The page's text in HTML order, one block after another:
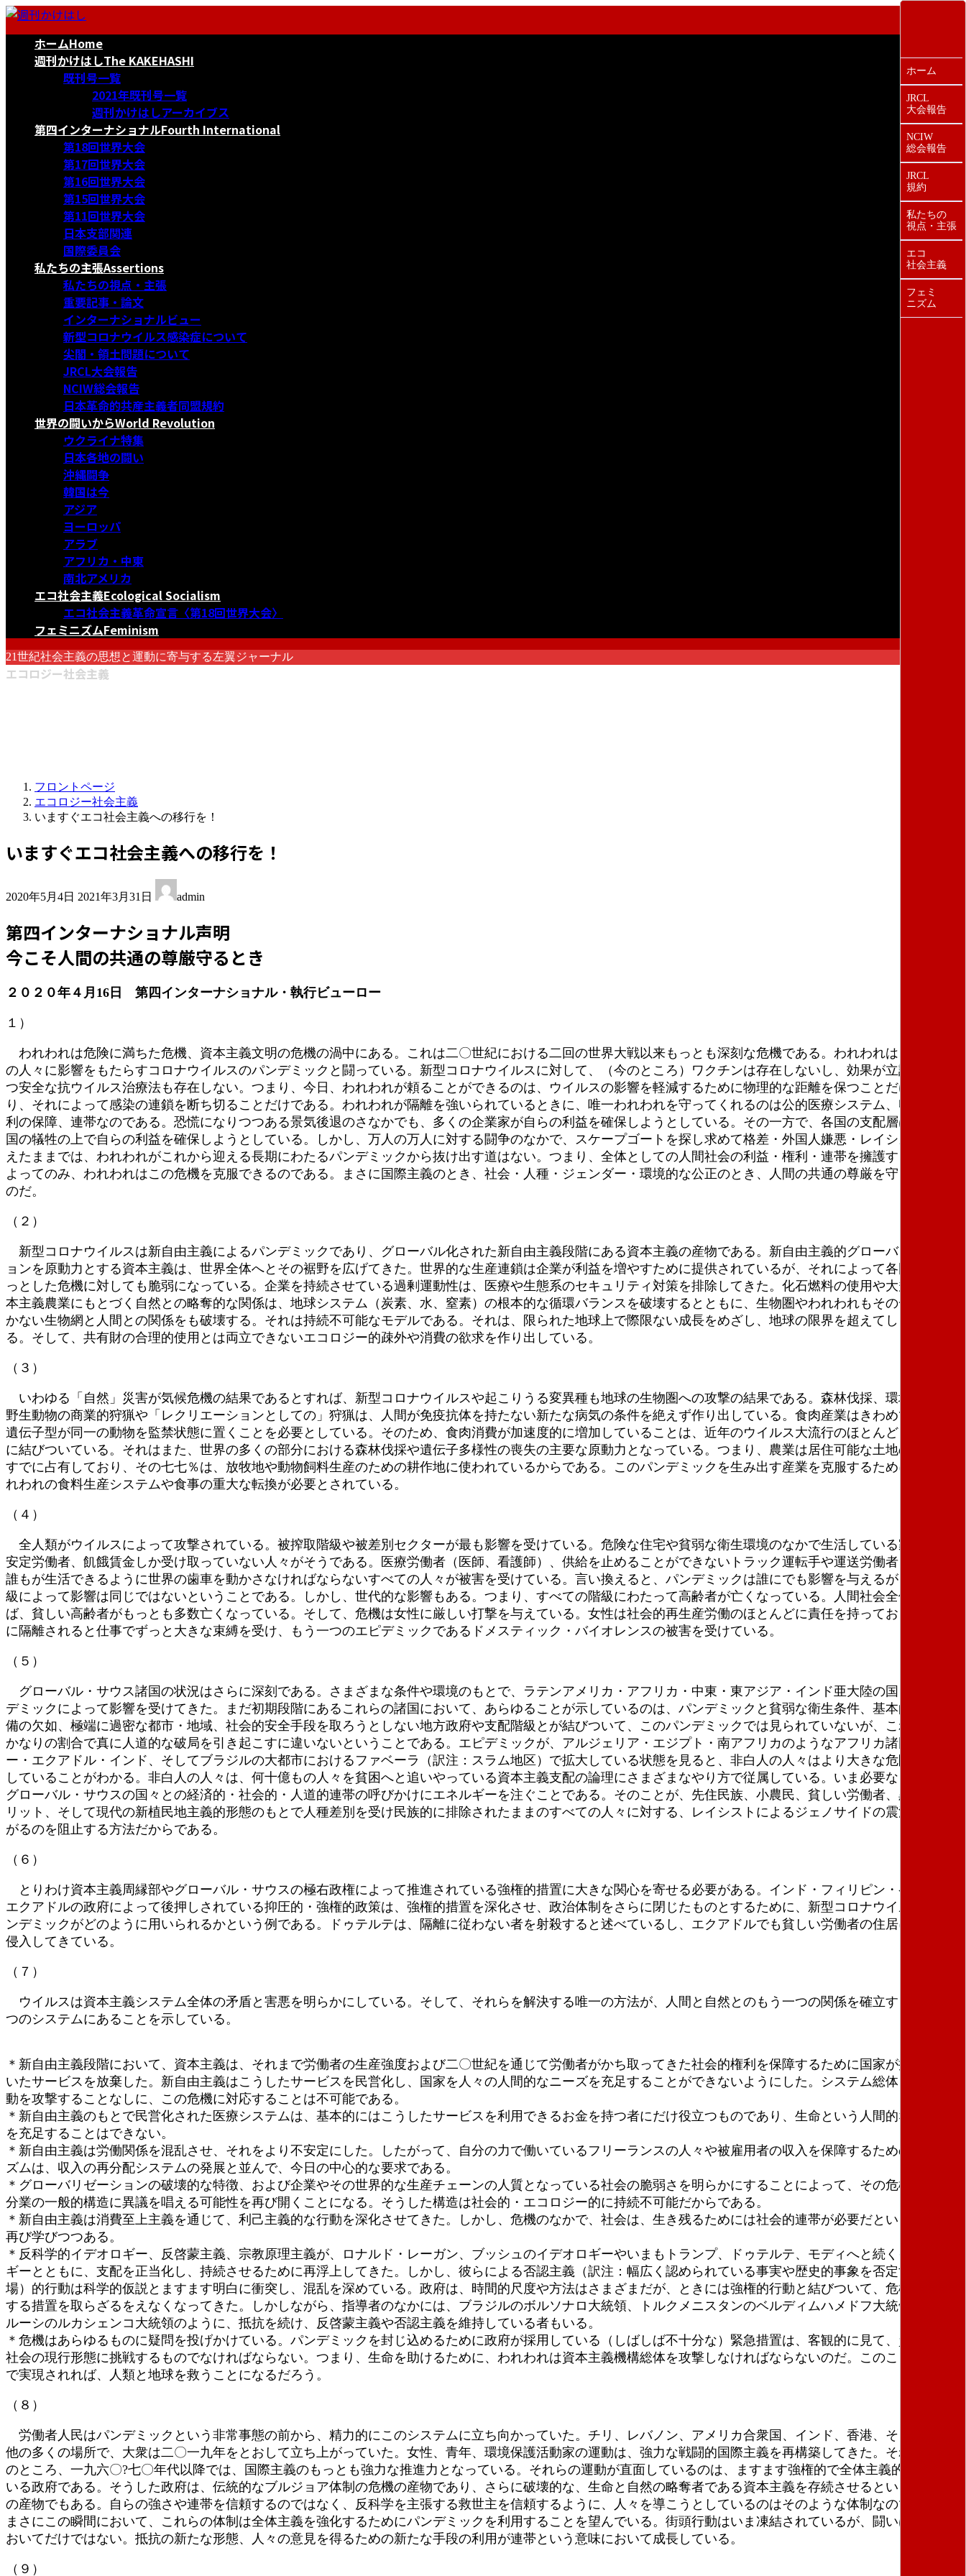
コ
ナ
ホームHome
週刊かけはしThe KAKEHASHI
既刊号一覧
2021年既刊号一覧
週刊かけはしアーカイブス
第四インターナショナルFourth International
第18回世界大会
第17回世界大会
第16回世界大会
第15回世界大会
第11回世界大会
日本支部関連
国際委員会
私たちの主張Assertions
私たちの視点・主張
重要記事・論文
インターナショナルビュー
新型コロナウイルス感染症について
尖閣・領土問題について
JRCL大会報告
NCIW総会報告
日本革命的共産主義者同盟規約
世界の闘いからWorld Revolution
ウクライナ特集
日本各地の闘い
沖縄闘争
韓国は今
アジア
ヨーロッパ
アラブ
アフリカ・中東
南北アメリカ
エコ社会主義Ecological Socialism
エコ社会主義革命宣言〈第18回世界大会〉
フェミニズムFeminism
21世紀社会主義の思想と運動に寄与する左翼ジャーナル
エコロジー社会主義
フロントページ
エコロジー社会主義
いますぐエコ社会主義への移行を！
いますぐエコ社会主義への移行を！
2020年5月4日 終
新
時
2021年3月31日 admin
第四インターナショナル声明
今こそ人間の共通の尊厳守るとき
２０２０年４月16日 第四インターナショナル・執行ビューロー
１）
われわれは危険に満ちた危機、資本主義文明の危機の渦中にある。これは二〇世紀における二回の世界大戦以来もっとも深刻な危機である。われわれは、すべて
の人々に影響をもたらすコロナウイルスのパンデミックと闘っている。新型コロナウイルスに対して、（今のところ）ワクチンは存在しないし、効果が立証されか
つ安全な抗ウイルス治療法も存在しない。つまり、今日、われわれが頼ることができるのは、ウイルスの影響を軽減するために物理的な距離を保つことだけであ
り、それによって感染の連鎖を断ち切ることだけである。われわれが隔離を強いられているときに、唯一われわれを守ってくれるのは公的医療システム、収入と権
利の保障、連帯なのである。恐慌になりつつある景気後退のさなかでも、多くの企業家が自らの利益を確保しようとしている。その一方で、各国の支配層は近隣諸
国の犠牲の上で自らの利益を確保しようとしている。しかし、万人の万人に対する闘争のなかで、スケープゴートを探し求めて格差・外国人嫌悪・レイシズムを抱
えたままでは、われわれがこれから迎える長期にわたるパンデミックから抜け出す道はない。つまり、全体としての人間社会の利益・権利・連帯を擁護することに
よってのみ、われわれはこの危機を克服できるのである。まさに国際主義のとき、社会・人種・ジェンダー・環境的な公正のとき、人間の共通の尊厳を守るときな
のだ。
（２）
新型コロナウイルスは新自由主義によるパンデミックであり、グローバル化された新自由主義段階にある資本主義の産物である。新自由主義的グローバリゼーシ
ョンを原動力とする資本主義は、世界全体へとその裾野を広げてきた。世界的な生産連鎖は企業が利益を増やすために提供されているが、それによって各国はちょ
っとした危機に対しても脆弱になっている。企業を持続させている過剰運動性は、医療や生態系のセキュリティ対策を排除してきた。化石燃料の使用や大規模な資
本主義農業にもとづく自然との略奪的な関係は、地球システム（炭素、水、窒素）の根本的な循環バランスを破壊するとともに、生物圏やわれわれもその一部でし
かない生物網と人間との関係をも破壊する。それは持続不可能なモデルである。それは、限られた地球上で際限ない成長をめざし、地球の限界を超えてしまってい
る。そして、共有財の合理的使用とは両立できないエコロジー的疎外や消費の欲求を作り出している。
（３）
いわゆる「自然」災害が気候危機の結果であるとすれば、新型コロナウイルスや起こりうる変異種も地球の生物圏への攻撃の結果である。森林伐採、環境劣化、
野生動物の商業的狩猟や「レクリエーションとしての」狩猟は、人間が免疫抗体を持たない新たな病気の条件を絶えず作り出している。食肉産業はきわめて多数の
遺伝子型が同一の動物を監禁状態に置くことを必要としている。そのため、食肉消費が加速度的に増加していることは、近年のウイルス大流行のほとんどと不可分
に結びついている。それはまた、世界の多くの部分における森林伐採や遺伝子多様性の喪失の主要な原動力となっている。つまり、農業は居住可能な土地の半分を
すでに占有しており、その七七％は、放牧地や動物飼料生産のための耕作地に使われているからである。このパンデミックを生み出す産業を克服するためには、わ
れわれの食料生産システムや食事の重大な転換が必要とされている。
（４）
全人類がウイルスによって攻撃されている。被搾取階級や被差別セクターが最も影響を受けている。危険な住宅や貧弱な衛生環境のなかで生活している家族、不
安定労働者、飢餓賃金しか受け取っていない人々がそうである。医療労働者（医師、看護師）、供給を止めることができないトラック運転手や運送労働者、そして
誰もが生活できるように世界の歯車を動かさなければならないすべての人々が被害を受けている。言い換えると、パンデミックは誰にでも影響を与えるが、社会階
級によって影響は同じではないということである。しかし、世代的な影響もある。つまり、すべての階級にわたって高齢者が亡くなっている。人間社会全体を見れ
ば、貧しい高齢者がもっとも多数亡くなっている。そして、危機は女性に厳しい打撃を与えている。女性は社会的再生産労働のほとんどに責任を持っており、自宅
に隔離されると仕事でずっと大きな束縛を受け、もう一つのエピデミックであるドメスティック・バイオレンスの被害を受けている。
（５）
グローバル・サウス諸国の状況はさらに深刻である。さまざまな条件や環境のもとで、ラテンアメリカ・アフリカ・中東・東アジア・インド亜大陸の国々はパン
デミックによって影響を受けてきた。まだ初期段階にあるこれらの諸国において、あらゆることが示しているのは、パンデミックと貧弱な衛生条件、基本的衛生設
備の欠如、極端に過密な都市・地域、社会的安全手段を取ろうとしない地方政府や支配階級とが結びついて、このパンデミックでは見られていないが、これから先
かなりの割合で真に人道的な破局を引き起こすに違いないということである。エピデミックが、アルジェリア・エジプト・南アフリカのようなアフリカ諸国やペル
ー・エクアドル・インド、そしてブラジルの大都市におけるファベーラ（訳注：スラム地区）で拡大している状態を見ると、非白人の人々はより大きな危険に直面
していることがわかる。非白人の人々は、何十億もの人々を貧困へと追いやっている資本主義支配の論理にさまざまなやり方で従属している。いま必要なことは、
グローバル・サウスの国々との経済的・社会的・人道的連帯の呼びかけにエネルギーを注ぐことである。そのことが、先住民族、小農民、貧しい労働者、黒人、ダ
リット、そして現代の新植民地主義的形態のもとで人種差別を受け民族的に排除されたままのすべての人々に対する、レイシストによるジェノサイドの震源地が広
がるのを阻止する方法だからである。
（６）
とりわけ資本主義周縁部やグローバル・サウスの極右政権によって推進されている強権的措置に大きな関心を寄せる必要がある。インド・フィリピン・ペルー・
エクアドルの政府によって後押しされている抑圧的・強権的政策は、強権的措置を深化させ、政治体制をさらに閉じたものとするために、新型コロナウイルスのパ
ンデミックがどのように用いられるかという例である。ドゥテルテは、隔離に従わない者を射殺すると述べているし、エクアドルでも貧しい労働者の住居に警察が
侵入してきている。
（７）
ウイルスは資本主義システム全体の矛盾と害悪を明らかにしている。そして、それらを解決する唯一の方法が、人間と自然とのもう一つの関係を確立するもう一
つのシステムにあることを示している。
＊新自由主義段階において、資本主義は、それまで労働者の生産強度および二〇世紀を通じて労働者がかち取ってきた社会的権利を保障するために国家が提供して
いたサービスを放棄した。新自由主義はこうしたサービスを民営化し、国家を人々の人間的なニーズを充足することができないようにした。システム総体とその行
動を攻撃することなしに、この危機に対応することは不可能である。
＊新自由主義のもとで民営化された医療システムは、基本的にはこうしたサービスを利用できるお金を持つ者にだけ役立つものであり、生命という人間的なニーズ
を充足することはできない。
＊新自由主義は労働関係を混乱させ、それをより不安定にした。したがって、自分の力で働いているフリーランスの人々や被雇用者の収入を保障するためのメカニ
ズムは、収入の再分配システムの発展と並んで、今日の中心的な要求である。
＊グローバリゼーションの破壊的な特徴、および企業やその世界的な生産チェーンの人質となっている社会の脆弱さを明らかにすることによって、その危機は国際
分業の一般的構造に異議を唱える可能性を再び開くことになる。そうした構造は社会的・エコロジー的に持続不可能だからである。
＊新自由主義は消費至上主義を通じて、利己主義的な行動を深化させてきた。しかし、危機のなかで、社会は、生き残るためには社会的連帯が必要だということを
再び学びつつある。
＊反科学的イデオロギー、反啓蒙主義、宗教原理主義が、ロナルド・レーガン、ブッシュのイデオロギーやいまもトランプ、ドゥテルテ、モディへと続くイデオロ
ギーとともに、支配を正当化し、持続させるために再浮上してきた。しかし、彼らによる否認主義（訳注：幅広く認められている事実や歴史的事象を否定する立
場）的行動は科学的仮説とますます明白に衝突し、混乱を深めている。政府は、時間的尺度や方法はさまざまだが、ときには強権的行動と結びついて、危機を緩和
する措置を取らざるをえなくなってきた。しかしながら、指導者のなかには、ブラジルのボルソナロ大統領、トルクメニスタンのベルディムハメドフ大統領、ベラ
ルーシのルカシェンコ大統領のように、抵抗を続け、反啓蒙主義や否認主義を維持している者もいる。
＊危機はあらゆるものに疑問を投げかけている。パンデミックを封じ込めるために政府が採用している（しばしば不十分な）緊急措置は、客観的に見て、資本主義
社会の現行形態に挑戦するものでなければならない。つまり、生命を助けるために、われわれは資本主義機構総体を攻撃しなければならないのだ。このことが全力
で実現されれば、人類と地球を救うことになるだろう。
（８）
労働者人民はパンデミックという非常事態の前から、精力的にこのシステムに立ち向かっていた。チリ、レバノン、アメリカ合衆国、インド、香港、そしてその
他の多くの場所で、大衆は二〇一九年をとおして立ち上がっていた。女性、青年、環境保護活動家の運動は、強力な戦闘的国際主義を再構築してきた。それは実際
のところ、一九六〇?七〇年代以降では、国際主義のもっとも強力な推進力となっている。それらの運動が直面しているのは、ますます強権的で全体主義的になって
いる政府である。そうした政府は、伝統的なブルジョア体制の危機の産物であり、さらに破壊的な、生命と自然の略奪者である資本主義を存続させるという必要性
の産物でもある。自らの強さや連帯を信頼するのではなく、反科学を主張する救世主を信頼するように、人々を導こうとしているのはそのような体制なのである。
まさにこの瞬間において、これらの体制は全体主義を強化するためにパンデミックを利用することを望んでいる。街頭行動はいま凍結されているが、闘いは街頭に
おいてだけではない。抵抗の新たな形態、人々の意見を得るための新たな手段の利用が連帯という意味において成長している。
（９）
ホーム
JRCL
大会報告
NCIW
総会報告
JRCL
規約
私たちの
視点・主張
エコ
社会主義
フェミ
ニズム